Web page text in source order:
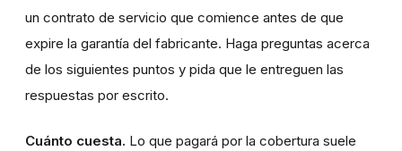
un contrato de servicio que comience antes de que
expire la garantía del fabricante. Haga preguntas acerca
de los siguientes puntos y pida que le entreguen las
respuestas por escrito.
Cuánto cuesta. Lo que pagará por la cobertura suele